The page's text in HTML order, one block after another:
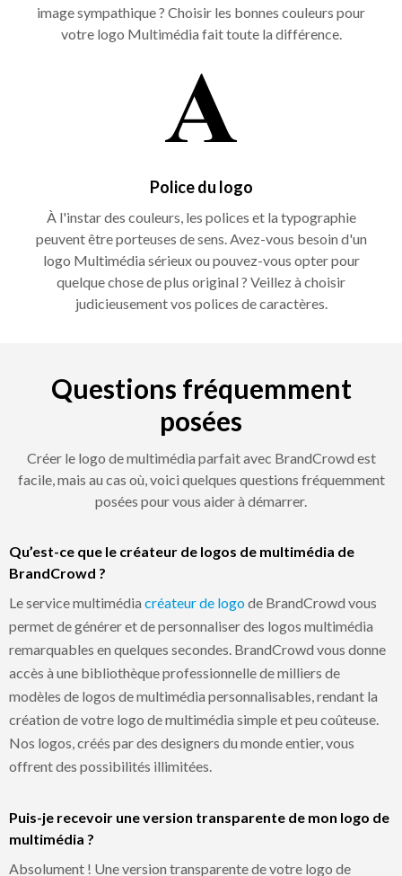
image sympathique ? Choisir les bonnes couleurs pour
votre logo Multimédia fait toute la différence.
Police du logo
À l'instar des couleurs, les polices et la typographie
peuvent être porteuses de sens. Avez-vous besoin d'un
logo Multimédia sérieux ou pouvez-vous opter pour
quelque chose de plus original ? Veillez à choisir
judicieusement vos polices de caractères.
Questions fréquemment
posées
Créer le logo de multimédia parfait avec BrandCrowd est
facile, mais au cas où, voici quelques questions fréquemment
posées pour vous aider à démarrer.
Qu’est-ce que le créateur de logos de multimédia de
BrandCrowd ?
Le service multimédia créateur de logode BrandCrowd vous
permet de générer et de personnaliser des logos multimédia
remarquables en quelques secondes. BrandCrowd vous donne
accès à une bibliothèque professionnelle de milliers de
modèles de logos de multimédia personnalisables, rendant la
création de votre logo de multimédia simple et peu coûteuse.
Nos logos, créés par des designers du monde entier, vous
offrent des possibilités illimitées.
Puis-je recevoir une version transparente de mon logo de
multimédia ?
Absolument ! Une version transparente de votre logo de